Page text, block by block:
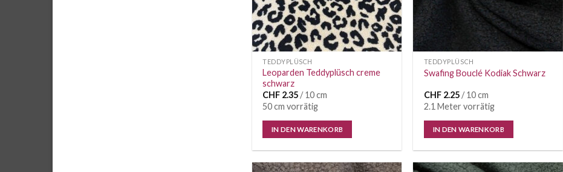
TEDDYPLÜSCH
Leoparden Teddyplüsch creme
schwarz
CHF 2.35/ 10 cm
50 cm vorrätig
IN DEN WARENKORB
TEDDYPLÜSCH
Swafing Bouclé Kodiak Schwarz
CHF2.25/ 10 cm
2.1 Meter vorrätig
IN DEN WARENKORB